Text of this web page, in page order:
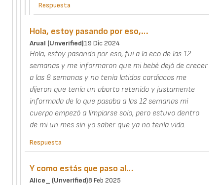
Respuesta
Hola, estoy pasando por eso,…
Arual (unverified)19 Dic 2024
Hola, estoy pasando por eso, fui a la eco de las 12
semanas y me informaron que mi bebé dejó de crecer
a las 8 semanas y no tenía latidos cardiacos me
dijeron que tenía un aborto retenido y justamente
informada de lo que pasaba a las 12 semanas mi
cuerpo empezó a limpiarse solo, pero estuvo dentro
de mi un mes sin yo saber que ya no tenía vida.
Respuesta
Y como estás que paso al…
Alice_ (unverified)8 Feb 2025